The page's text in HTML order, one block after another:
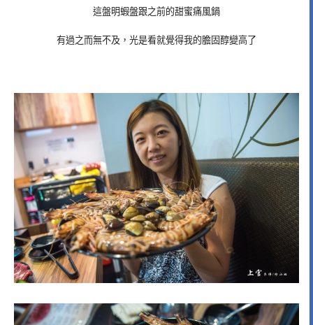
這盤明蝦盤跟之前的甜蜜痛風鍋
有過之而無不及，光是看就覺得我的膽固醇變高了